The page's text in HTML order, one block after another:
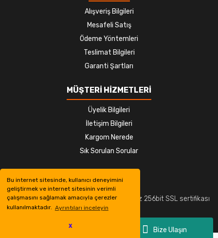
Bu internet sitesinde, kullanıcı deneyimini
geliştirmek ve internet sitesinin verimli
çalışmasını sağlamak amacıyla çerezler
kullanılmaktadır. Ayrıntıları inceleyin
X Bize Ulaşın
Alışveriş Bilgileri
Mesafeli Satış
Ödeme Yöntemleri
Teslimat Bilgileri
Garanti Şartları
MÜŞTERİ HİZMETLERİ
Üyelik Bilgileri
İletişim Bilgileri
Kargom Nerede
Sık Sorulan Sorular
© Tüm hakları saklıdır. Kredi kartı bilgileriniz 256bit SSL sertifikası
ile korunmaktadır.